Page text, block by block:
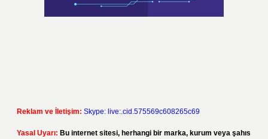
Reklam ve İletişim: Skype: live:.cid.575569c608265c69
Yasal Uyarı: Bu internet sitesi, herhangi bir marka, kurum veya şahıs